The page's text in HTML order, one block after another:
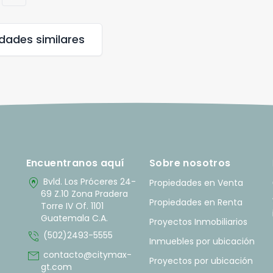
similares
Encuentranos aquí
home_pin Bvld. Los Próceres 24-
69 Z.10 Zona Pradera
Torre IV Of. 1101
Guatemala C.A.
phone_in_talk (502)2493-5555
mail contacto@citymax-
gt.com
Sobre nosotros
Propiedades en Venta
Propiedades en Renta
Proyectos Inmobiliarios
Inmuebles por ubicación
Proyectos por ubicación